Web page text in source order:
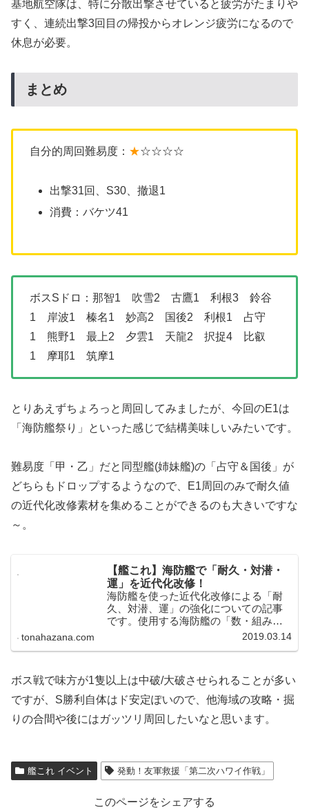
基地航空隊は、特に分散出撃させていると疲労がたまりや
すく、連続出撃3回目の帰投からオレンジ疲労になるので
休息が必要。
まとめ
自分的周回難易度： ★☆☆☆☆
出撃31回、S30、撤退1
消費：バケツ41
ボスSドロ：那智1 吹雪2 古鷹1 利根3 鈴谷
1 岸波1 榛名1 妙高2 国後2 利根1 占守
1 熊野1 最上2 夕雲1 天龍2 択捉4 比叡
1 摩耶1 筑摩1
とりあえずちょろっと周回してみましたが、今回のE1は
「海防艦祭り」といった感じで結構美味しいみたいです。
難易度「甲・乙」だと同型艦(姉妹艦)の「占守＆国後」が
どちらもドロップするようなので、E1周回のみで耐久値
の近代化改修素材を集めることができるのも大きいですな
～。
【艦これ】海防艦で「耐久・対潜・
運」を近代化改修！
海防艦を使った近代化改修による「耐
久、対潜、運」の強化についての記事
です。使用する海防艦の「数・組み合
わせ・合計レベル」などの条件につい
tonahazana.com 2019.03.14
ボス戦で味方が1隻以上は中破/大破させられることが多い
ですが、S勝利自体はド安定ぽいので、他海域の攻略・掘
りの合間や後にはガッツリ周回したいなと思います。
艦これ イベント 発動！友軍救援「第二次ハワイ作戦」
このページをシェアする